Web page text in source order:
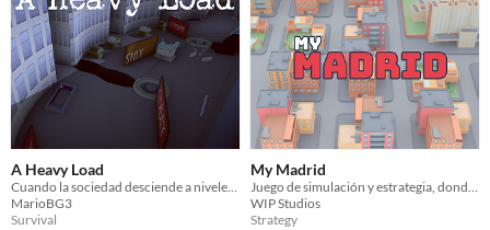
A Heavy Load
Cuando la sociedad desciende a niveles orwellianos, la única respuesta es irse
MarioBG3
Survival
My Madrid
Juego de simulación y estrategia, donde el jugador debe construir su propia versión de Madrid
WIP Studios
Strategy